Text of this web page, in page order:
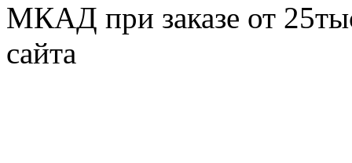
МКАД при заказе от
сайта